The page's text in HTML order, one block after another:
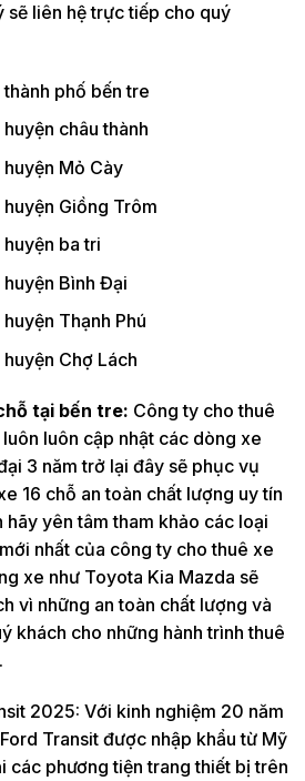
sẽ liên hệ trực tiếp cho quý
phố bến tre
châu thành
Mỏ Cày
Giồng Trôm
ba tri
Bình Đại
Thạnh Phú
Chợ Lách
tại bến tre: Công ty cho thuê
luôn cập nhật các dòng xe
3 năm trở lại đây sẽ phục vụ
16 chỗ an toàn chất lượng uy tín
hãy yên tâm tham khảo các loại
nhất của công ty cho thuê xe
xe như Toyota Kia Mazda sẽ
vì những an toàn chất lượng và
khách cho những hành trình thuê
2025: Với kinh nghiệm 20 năm
Transit được nhập khẩu từ Mỹ
các phương tiện trang thiết bị trên